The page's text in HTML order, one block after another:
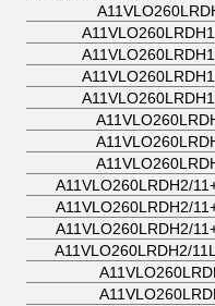
A11VLO260LRDH2/
A11VLO260LRDH2/
A11VLO260LRDH2/
A11VLO260LRDH2/